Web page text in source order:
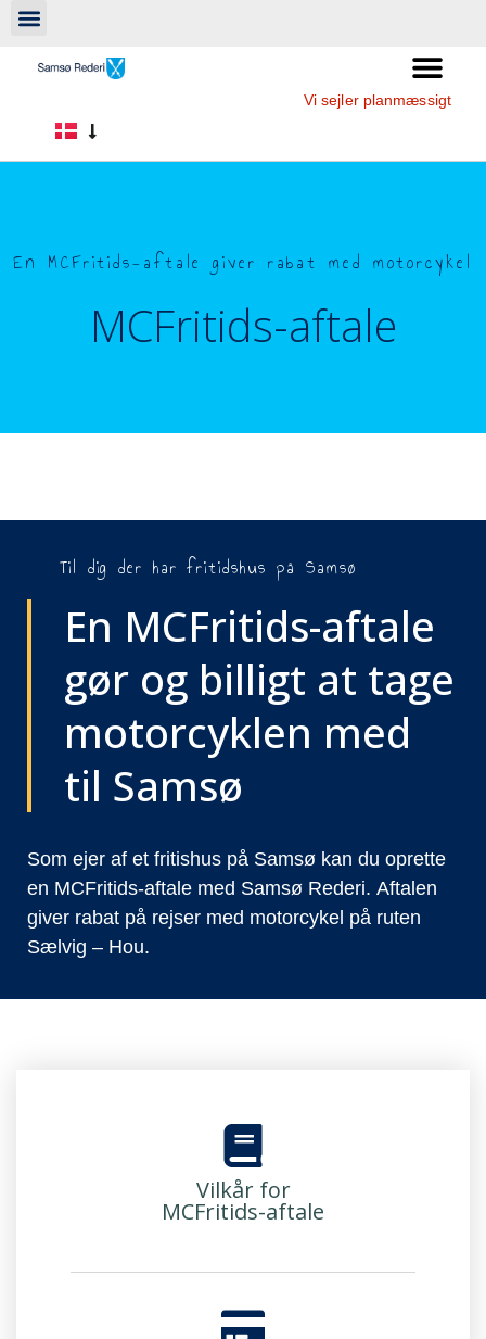
Vi sejler planmæssigt
En MCFritids-aftale giver rabat med motorcykel
MCFritids-aftale
Til dig der har fritidshus på Samsø
En MCFritids-aftale
gør og billigt at tage
motorcyklen med
til Samsø
Som ejer af et fritishus på Samsø kan du oprette
en MCFritids-aftale med Samsø Rederi. Aftalen
giver rabat på rejser med motorcykel på ruten
Sælvig – Hou.
Vilkår for
MCFritids-aftale